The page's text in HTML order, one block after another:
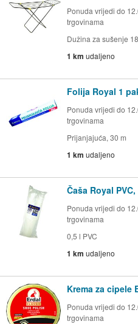
Ponuda vrijedi do
trgovinama
Dužina za sušenje
1 km udaljeno
Folija Royal 1
Ponuda vrijedi do
trgovinama
Prijanjajuća, 30 m
1 km udaljeno
Čaša Royal PVC,
Ponuda vrijedi do
trgovinama
0,5 l PVC
1 km udaljeno
Krema za cipele
Ponuda vrijedi do
trgovinama